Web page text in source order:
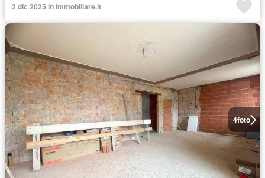
2 dic 2025 in Immobiliare.it
4foto